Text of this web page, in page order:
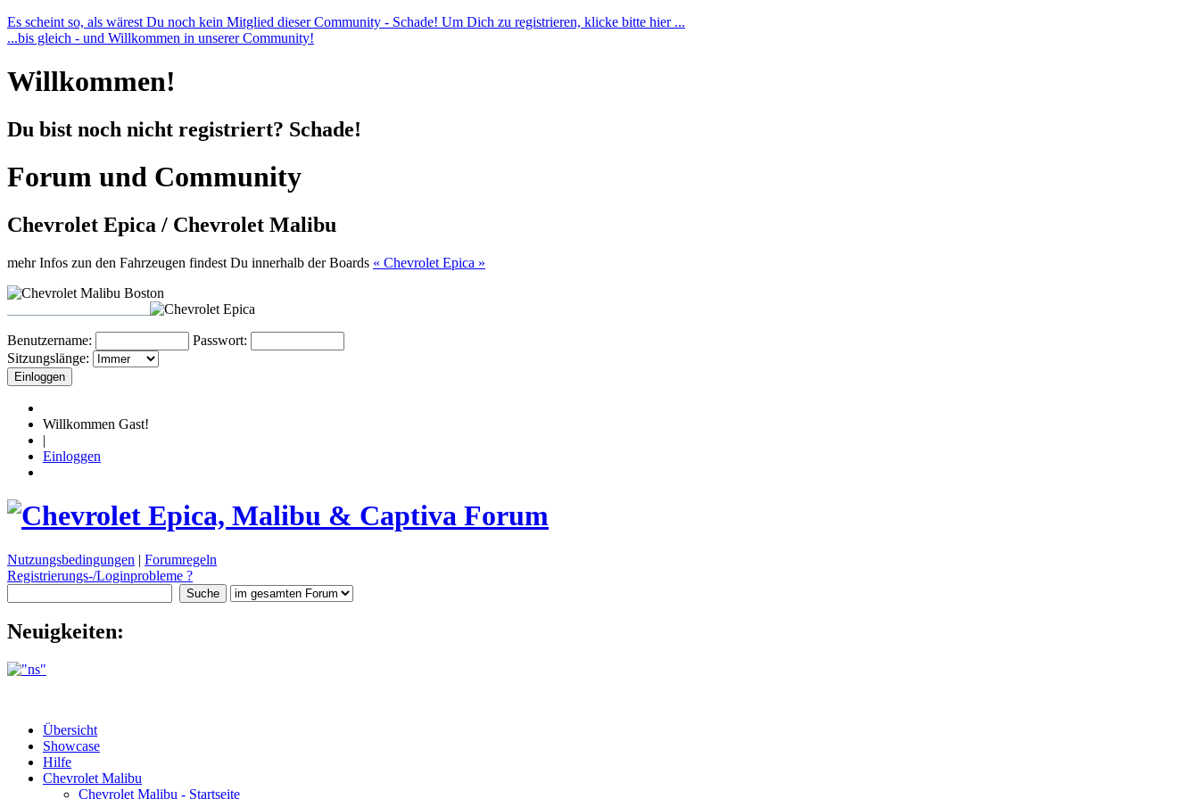
Es scheint so, als wärest Du noch kein Mitglied dieser Community - Schade! Um Dich zu registrieren, klicke bitte hier ...
...bis gleich - und Willkommen in unserer Community!
Willkommen!
Du bist noch nicht registriert? Schade!
Forum und Community
Chevrolet Epica / Chevrolet Malibu
mehr Infos zun den Fahrzeugen findest Du innerhalb der Boards « Chevrolet Epica »
Benutzername:
Passwort:
Sitzungslänge:
Willkommen Gast!
|
Einloggen
Nutzungsbedingungen | Forumregeln
Registrierungs-/Loginprobleme ?
Neuigkeiten:
Übersicht
Showcase
Hilfe
Chevrolet Malibu
Chevrolet Malibu - Startseite